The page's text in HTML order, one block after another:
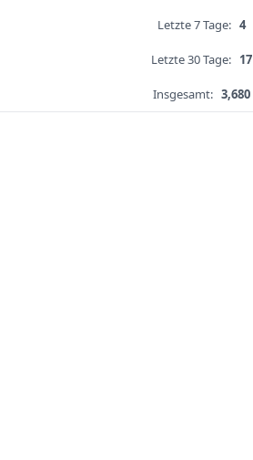
Letzte 7 Tage: 4
Letzte 30 Tage: 17
Insgesamt: 3,680